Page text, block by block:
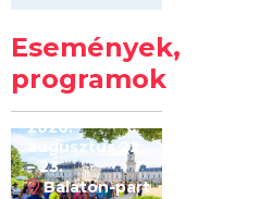
Események,
programok
Kilóméterek
2026
2026.
augusztus 22
– 23.
Balaton-part